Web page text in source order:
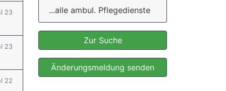
23
23
22
...alle ambul. Pflegedienste
Zur Suche
Änderungsmeldung senden